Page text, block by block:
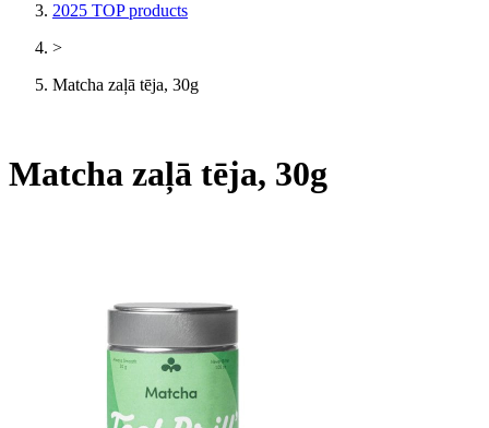
2025 TOP products
>
Matcha zaļā tēja, 30g
Matcha zaļā tēja, 30g